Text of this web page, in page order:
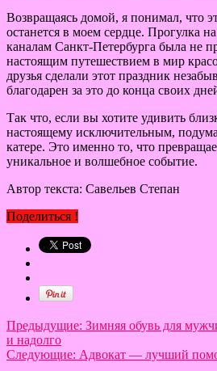
Возвращаясь домой, я понимал, что
останется в моем сердце. Прогулка
каналам Санкт-Петербурга была не
настоящим путешествием в мир
друзья сделали этот праздник
благодарен за это до конца своих
Так что, если вы хотите удивить
настоящему исключительным,
катере. Это именно то, что
уникальное и волшебное событие.
Автор текста: Савельев Степан
Поделиться !
Предыдущие: Зимняя обувь для
и надолго
Следующие: Адвокат — лучший